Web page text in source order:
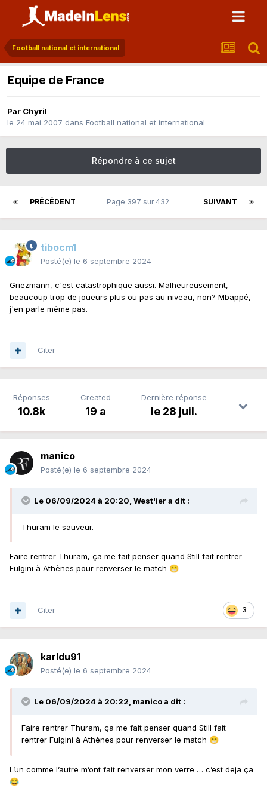
Football national et international
Equipe de France
Par Chyril
le 24 mai 2007 dans Football national et international
Répondre à ce sujet
PRÉCÉDENT SUIVANT
Page 397 sur 432
tibocm1
Posté(e) le 6 septembre 2024
Griezmann, c'est catastrophique aussi. Malheureusement,
beaucoup trop de joueurs plus ou pas au niveau, non? Mbappé,
j'en parle même pas.
Citer
Réponses
10.8k
Created
19 a
Dernière réponse
le 28 juil.
manico
Posté(e) le 6 septembre 2024
Le 06/09/2024 à 20:20, West'iera dit :
Thuram le sauveur.
Faire rentrer Thuram, ça me fait penser quand Still fait rentrer
Fulgini à Athènes pour renverser le match 😁
3
Citer
karldu91
Posté(e) le 6 septembre 2024
Le 06/09/2024 à 20:22, manicoa dit :
Faire rentrer Thuram, ça me fait penser quand Still fait
rentrer Fulgini à Athènes pour renverser le match 😁
L’un comme l’autre m’ont fait renverser mon verre … c’est deja ça
😂